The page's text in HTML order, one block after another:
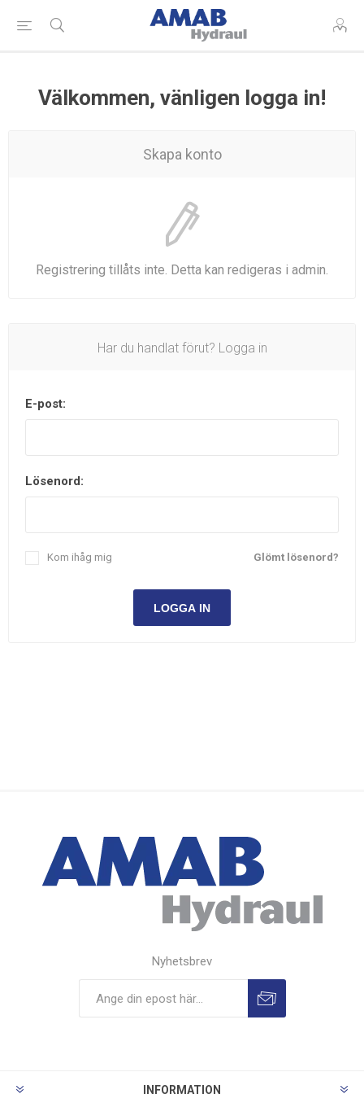
Välkommen, vänligen logga in!
Skapa konto
Registrering tillåts inte. Detta kan redigeras i admin.
Har du handlat förut? Logga in
E-post:
Lösenord:
Glömt lösenord?
Kom ihåg mig
LOGGA IN
Nyhetsbrev
INFORMATION